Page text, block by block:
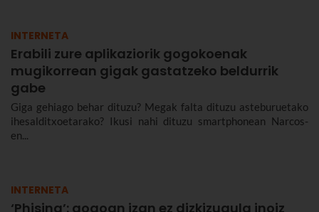
INTERNETA
Erabili zure aplikaziorik gogokoenak
mugikorrean gigak gastatzeko beldurrik
gabe
Giga gehiago behar dituzu? Megak falta dituzu asteburuetako
ihesalditxoetarako? Ikusi nahi dituzu smartphonean Narcos-
en...
INTERNETA
‘Phising’: gogoan izan ez dizkizugula inoiz